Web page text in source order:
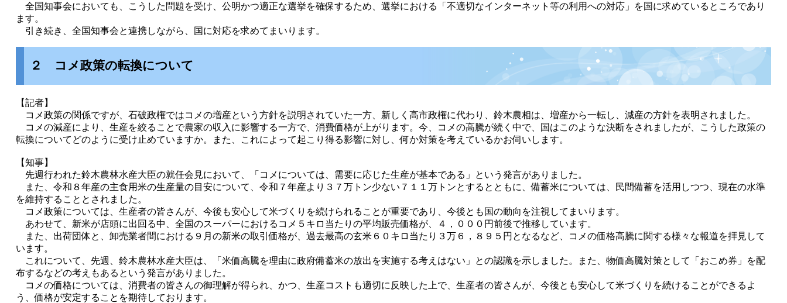
全国知事会においても、こうした問題を受け、公明かつ適正な選挙を確保するため、選挙における「不適切なインターネット等の利用への対応」を国に求めているところであり
ます。
引き続き、全国知事会と連携しながら、国に対応を求めてまいります。
２ コメ政策の転換について
【記者】
コメ政策の関係ですが、石破政権ではコメの増産という方針を説明されていた一方、新しく高市政権に代わり、鈴木農相は、増産から一転し、減産の方針を表明されました。
コメの減産により、生産を絞ることで農家の収入に影響する一方で、消費価格が上がります。今、コメの高騰が続く中で、国はこのような決断をされましたが、こうした政策の
転換についてどのように受け止めていますか。また、これによって起こり得る影響に対し、何か対策を考えているかお伺いします。
【知事】
先週行われた鈴木農林水産大臣の就任会見において、「コメについては、需要に応じた生産が基本である」という発言がありました。
また、令和８年産の主食用米の生産量の目安について、令和７年産より３７万トン少ない７１１万トンとするとともに、備蓄米については、民間備蓄を活用しつつ、現在の水準
を維持することとされました。
コメ政策については、生産者の皆さんが、今後も安心して米づくりを続けられることが重要であり、今後とも国の動向を注視してまいります。
あわせて、新米が店頭に出回る中、全国のスーパーにおけるコメ５キロ当たりの平均販売価格が、４，０００円前後で推移しています。
また、出荷団体と、卸売業者間における９月の新米の取引価格が、過去最高の玄米６０キロ当たり３万６，８９５円となるなど、コメの価格高騰に関する様々な報道を拝見して
います。
これについて、先週、鈴木農林水産大臣は、「米価高騰を理由に政府備蓄米の放出を実施する考えはない」との認識を示しました。また、物価高騰対策として「おこめ券」を配
布するなどの考えもあるという発言がありました。
コメの価格については、消費者の皆さんの御理解が得られ、かつ、生産コストも適切に反映した上で、生産者の皆さんが、今後とも安心して米づくりを続けることができるよ
う、価格が安定することを期待しております。